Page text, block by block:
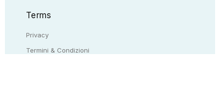
Terms
Privacy
Termini & Condizioni